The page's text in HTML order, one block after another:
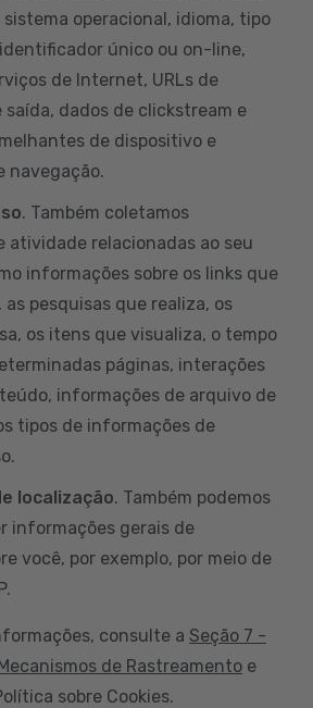
operacional, idioma, tipo
único ou on-line,
de Internet, URLs de
dados de clickstream e
de dispositivo e
navegação.
. Também coletamos
atividade relacionadas ao seu
informações sobre os links que
pesquisas que realiza, os
os itens que visualiza, o tempo
páginas, interações
informações de arquivo de
tipos de informações de
localização. Também podemos
informações gerais de
você, por exemplo, por meio de
consulte a Seção 7 -
de Rastreamento e
sobre Cookies.